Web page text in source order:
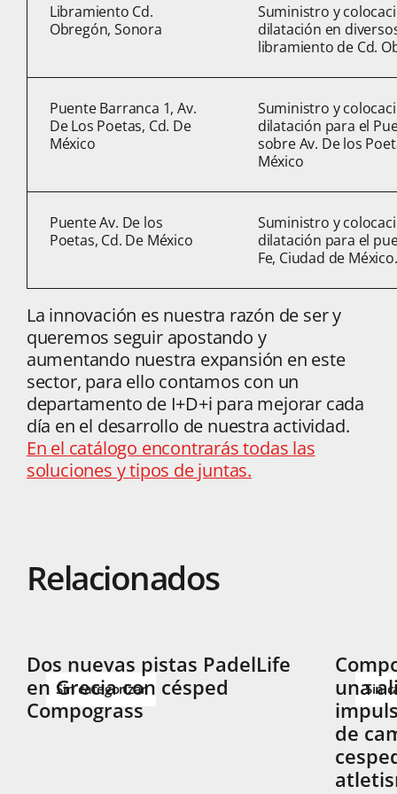
Libramiento Cd.
Obregón, Sonora
Suministro y
dilatación en
libramiento de Cd.
Puente Barranca 1, Av.
De Los Poetas, Cd. De
México
Suministro y
dilatación para el
sobre Av. De los
México
Puente Av. De los
Poetas, Cd. De México
Suministro y
dilatación para el
Fe, Ciudad de México.
La innovación es nuestra razón de ser y
queremos seguir apostando y
aumentando nuestra expansión en este
sector, para ello contamos con un
departamento de I+D+i para mejorar cada
día en el desarrollo de nuestra actividad.
En el catálogo encontrarás todas las
soluciones y tipos de juntas.
Relacionados
Sin categorizar
Dos nuevas pistas PadelLife
en Grecia con césped
Compograss
Sin
una
de